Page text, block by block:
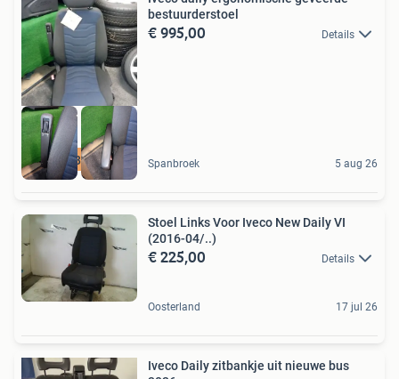
06 44845241
bestuurderstoel
€ 995,00 Details
Spanbroek 5 aug 26
Stoel Links Voor Iveco New Daily VI
(2016-04/..)
€ 225,00 Details
Oosterland 17 jul 26
Iveco Daily zitbankje uit nieuwe bus